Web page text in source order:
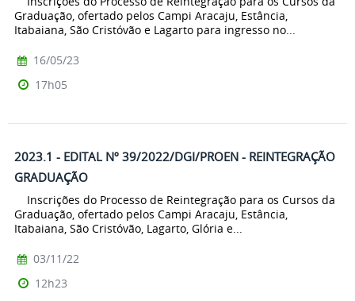
Graduação, ofertado pelos Campi Aracaju, Estância,
Itabaiana, São Cristóvão e Lagarto para ingresso no...
16/05/23
17h05
2023.1 - EDITAL Nº 39/2022/DGI/PROEN - REINTEGRAÇÃO
GRADUAÇÃO
Inscrições do Processo de Reintegração para os Cursos da
Graduação, ofertado pelos Campi Aracaju, Estância,
Itabaiana, São Cristóvão, Lagarto, Glória e...
03/11/22
12h23